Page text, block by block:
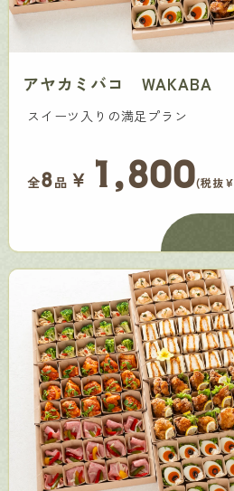
アヤカミバコ WAKABA
スイーツ入りの満足プラン
全8品 ￥ 1,800(税抜¥